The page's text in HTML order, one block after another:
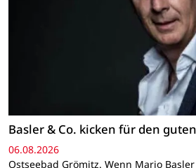
Basler & Co. kicken für den
06.08.2026
Ostseebad Grömitz. Wenn Mario